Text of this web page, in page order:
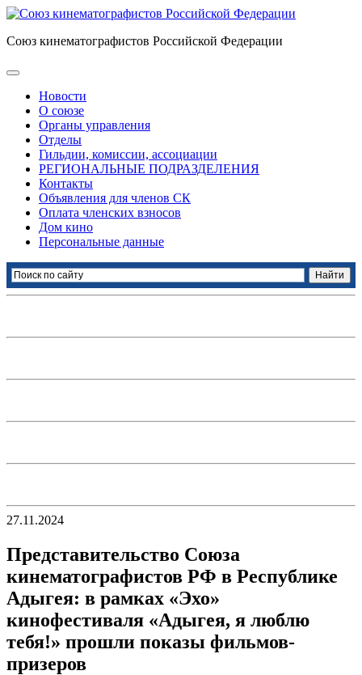
Союз кинематографистов Российской Федерации
Новости
О союзе
Органы управления
Отделы
Гильдии, комиссии, ассоциации
РЕГИОНАЛЬНЫЕ ПОДРАЗДЕЛЕНИЯ
Контакты
Объявления для членов СК
Оплата членских взносов
Дом кино
Персональные данные
27.11.2024
Представительство Союза
кинематографистов РФ в Республике
Адыгея: в рамках «Эхо»
кинофестиваля «Адыгея, я люблю
тебя!» прошли показы фильмов-
призеров